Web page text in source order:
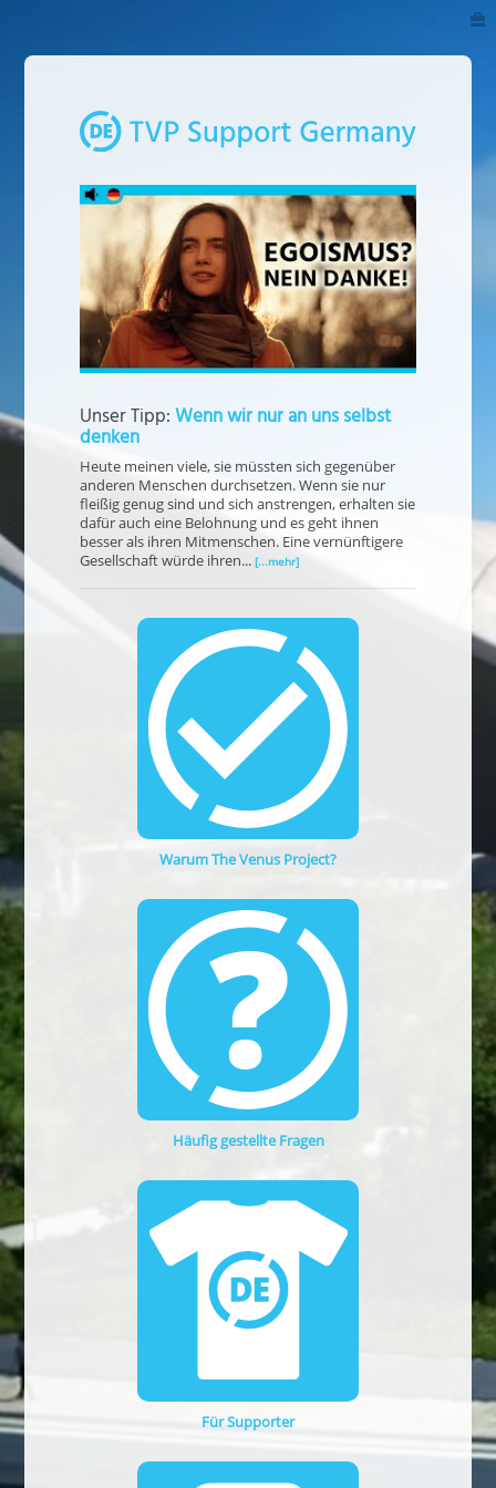
Wenn wir nur an uns selbst
denken
Heute meinen viele, sie müssten sich gegenüber
anderen Menschen durchsetzen. Wenn sie nur
fleißig genug sind und sich anstrengen, erhalten sie
dafür auch eine Belohnung und es geht ihnen
besser als ihren Mitmenschen. Eine vernünftigere
Gesellschaft würde ihren...[...mehr]
Warum The Venus Project?
Häufig gestellte Fragen
Für Supporter